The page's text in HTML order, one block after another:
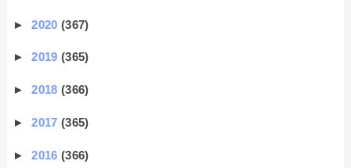
►2020(367)
►2019(365)
►2018(366)
►2017(365)
►2016(366)